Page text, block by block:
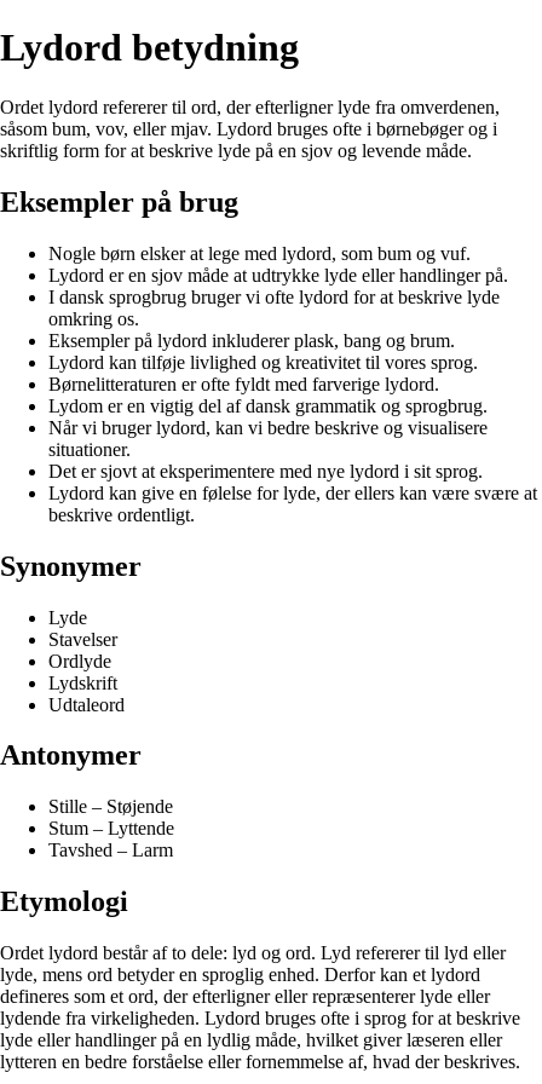
Lydord betydning
Ordet lydord refererer til ord, der efterligner lyde fra omverdenen,
såsom bum, vov, eller mjav. Lydord bruges ofte i børnebøger og i
skriftlig form for at beskrive lyde på en sjov og levende måde.
Eksempler på brug
Nogle børn elsker at lege med lydord, som bum og vuf.
Lydord er en sjov måde at udtrykke lyde eller handlinger på.
I dansk sprogbrug bruger vi ofte lydord for at beskrive lyde
omkring os.
Eksempler på lydord inkluderer plask, bang og brum.
Lydord kan tilføje livlighed og kreativitet til vores sprog.
Børnelitteraturen er ofte fyldt med farverige lydord.
Lydom er en vigtig del af dansk grammatik og sprogbrug.
Når vi bruger lydord, kan vi bedre beskrive og visualisere
situationer.
Det er sjovt at eksperimentere med nye lydord i sit sprog.
Lydord kan give en følelse for lyde, der ellers kan være svære at
beskrive ordentligt.
Synonymer
Lyde
Stavelser
Ordlyde
Lydskrift
Udtaleord
Antonymer
Stille – Støjende
Stum – Lyttende
Tavshed – Larm
Etymologi
Ordet lydord består af to dele: lyd og ord. Lyd refererer til lyd eller
lyde, mens ord betyder en sproglig enhed. Derfor kan et lydord
defineres som et ord, der efterligner eller repræsenterer lyde eller
lydende fra virkeligheden. Lydord bruges ofte i sprog for at beskrive
lyde eller handlinger på en lydlig måde, hvilket giver læseren eller
lytteren en bedre forståelse eller fornemmelse af, hvad der beskrives.